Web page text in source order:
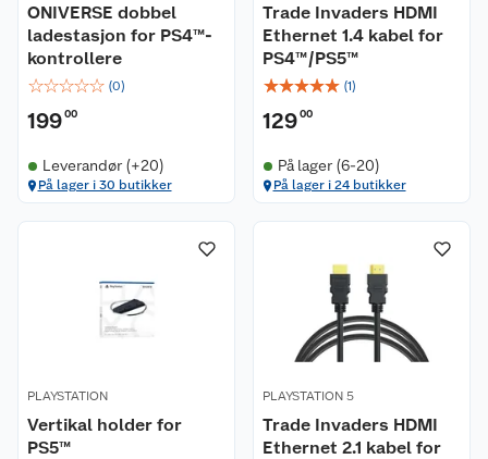
ONIVERSE dobbel
ladestasjon for PS4™-
kontrollere
☆☆☆☆☆ (0)
19900
Leverandør (+20)
På lager i 30 butikker
Trade Invaders HDMI
Ethernet 1.4 kabel for
PS4™/PS5™
☆☆☆☆☆ (1)
12900
På lager (6-20)
På lager i 24 butikker
PLAYSTATION
Vertikal holder for
PS5™
PLAYSTATION 5
Trade Invaders HDMI
Ethernet 2.1 kabel for